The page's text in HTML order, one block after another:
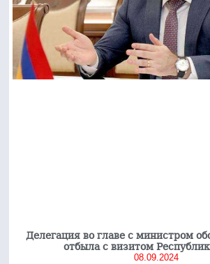
Делегация во главе с министром
отбыла с визитом
08.09.2024